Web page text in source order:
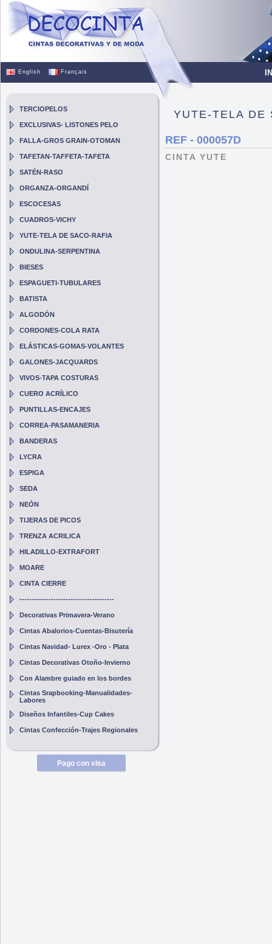
English Français
TERCIOPELOS
EXCLUSIVAS- LISTONES PELO
FALLA-GROS GRAIN-OTOMAN
TAFETAN-TAFFETA-TAFETA
SATÉN-RASO
ORGANZA-ORGANDÍ
ESCOCESAS
CUADROS-VICHY
YUTE-TELA DE SACO-RAFIA
ONDULINA-SERPENTINA
BIESES
ESPAGUETI-TUBULARES
BATISTA
ALGODÓN
CORDONES-COLA RATA
ELÁSTICAS-GOMAS-VOLANTES
GALONES-JACQUARDS
VIVOS-TAPA COSTURAS
CUERO ACRÍLICO
PUNTILLAS-ENCAJES
CORREA-PASAMANERIA
BANDERAS
LYCRA
ESPIGA
SEDA
NEÓN
TIJERAS DE PICOS
TRENZA ACRILICA
HILADILLO-EXTRAFORT
MOARE
CINTA CIERRE
---------------------------------------
Decorativas Primavera-Verano
Cintas Abalorios-Cuentas-Bisutería
Cintas Navidad- Lurex -Oro - Plata
Cintas Decorativas Otoño-Invierno
Con Alambre guiado en los bordes
Cintas Srapbooking-Manualidades-
Labores
Diseños Infantiles-Cup Cakes
Cintas Confección-Trajes Regionales
Pago con visa
YUTE-TELA DE
REF - 000057D
CINTA YUTE